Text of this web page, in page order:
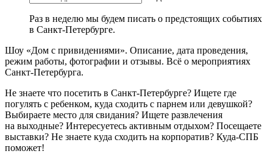
Раз в неделю мы будем писать о предстоящих событиях
в Санкт-Петербурге.
Шоу «Дом с привидениями». Описание, дата проведения,
режим работы, фотографии и отзывы. Всё о мероприятиях
Санкт-Петербурга.
Не знаете что посетить в Санкт-Петербурге? Ищете где
погулять с ребенком, куда сходить с парнем или девушкой?
Выбираете место для свидания? Ищете развлечения
на выходные? Интересуетесь активным отдыхом? Посещаете
выставки? Не знаете куда сходить на корпоратив? Куда-СПБ
поможет!